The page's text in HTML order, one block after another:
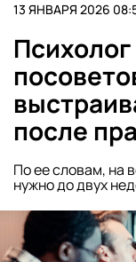
13 ЯНВАРЯ 2026
после
По ее словам, на
нужно до двух